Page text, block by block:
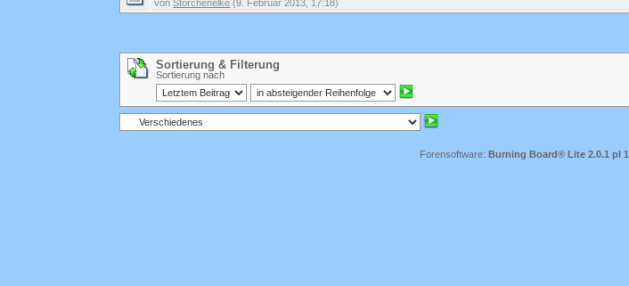
vonStorchenelke (9. Februar 2013, 17:18)
Sortierung & Filterung
Sortierung nach
Forensoftware: Burning Board® Lite 2.0.1 pl 1